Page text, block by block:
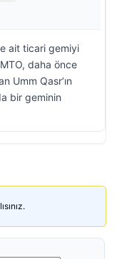
ait ticari gemiyi
daha önce
Umm Qasr’ın
bir geminin